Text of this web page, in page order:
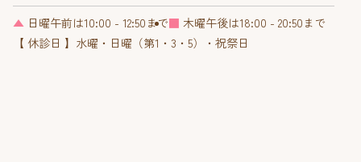
▲ 日曜午前は10:00 - 12:50まで■ 木曜午後は18:00 - 20:50まで
【 休診日 】水曜・日曜（第1・3・5）・祝祭日